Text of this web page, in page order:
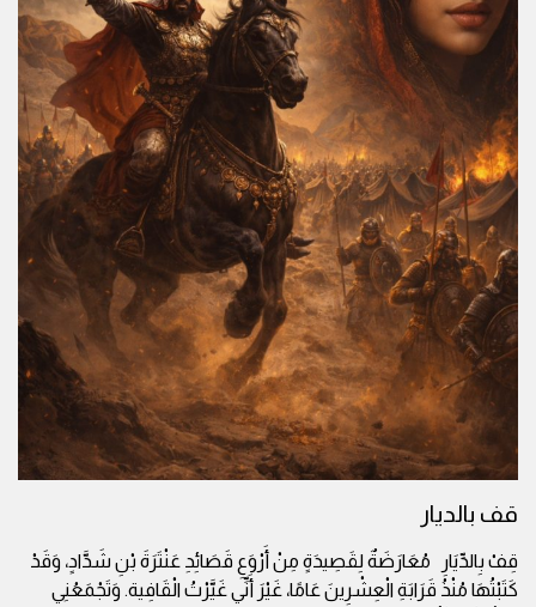
قف بالديار
قِفْ بِالدِّيَارِ مُعَارَضَةٌ لِقَصِيدَةٍ مِنْ أَرْوَعِ قَصَائِدِ عَنْتَرَةَ بْنِ شَدَّادٍ، وَقَدْ
كَتَبْتُهَا مُنْذُ قَرَابَةِ الْعِشْرِينَ عَامًا، غَيْرَ أَنِّي غَيَّرْتُ الْقَافِية. وَتَجْمَعُنِي